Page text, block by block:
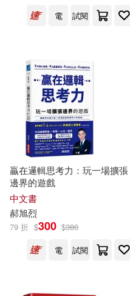
電
試閱
贏在邏輯思考力：玩一場擴張
邊界的遊戲
中文書
郝旭烈
79 折 $300 $380
電
試閱